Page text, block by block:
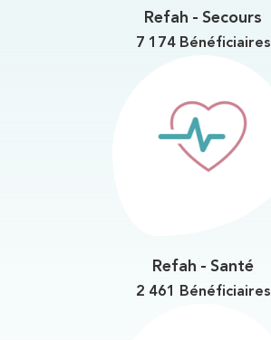
Refah - Secours
7 174 Bénéficiaires
Refah - Santé
2 461 Bénéficiaires